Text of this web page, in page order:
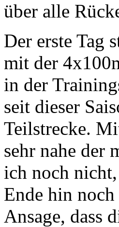
über alle
Der erste Tag
mit der
in der
seit dieser
Teilstrecke.
sehr nahe der
ich noch
Ende hin
Ansage, dass